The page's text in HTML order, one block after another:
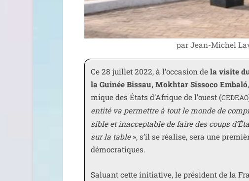
par Jean-Michel
Ce 28 juillet 2022, à l’occasion dela visite
la Guinée Bissau, Mokhtar Sissoco Embaló
mique des États d’Afrique de l’ouest (CEDEAO
enti­té va per­mettre à tout le monde de
sible et inac­cep­table de faire des coups
sur la table», s’il se réa­lise, sera une
démocratiques.
Saluant cette ini­tia­tive, le pré­sident de la